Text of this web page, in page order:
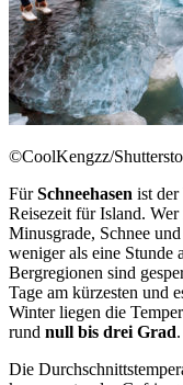
©CoolKengzz/
FürSchneehasen ist der
Reisezeit für Island.
Minusgrade, Schnee
weniger als eine Stunde
Bergregionen sind
Tage am kürzesten und
Winter liegen die
rund null bis drei Grad.
Die